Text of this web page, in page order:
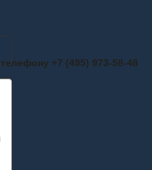
+7 (495) 973-58-48